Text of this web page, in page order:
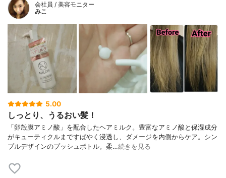
会社員 / 美容モニター
みこ
5.00
しっとり、うるおい髪！
「卵殻膜アミノ酸」を配合したヘアミルク。豊富なアミノ酸と保湿成分
がキューティクルまですばやく浸透し、ダメージを内側からケア。シン
プルデザインのプッシュボトル。柔…続きを見る